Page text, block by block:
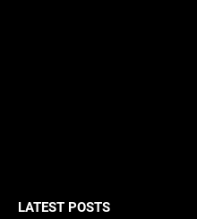
LATEST POSTS